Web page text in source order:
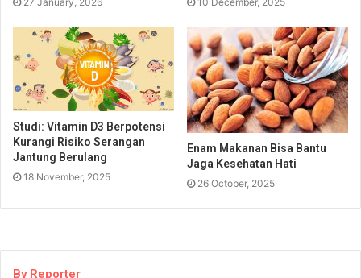
Studi: Vitamin D3 Berpotensi
Kurangi Risiko Serangan
Jantung Berulang
18 November, 2025
Enam Makanan Bisa Bantu
Jaga Kesehatan Hati
26 October, 2025
By Reporter